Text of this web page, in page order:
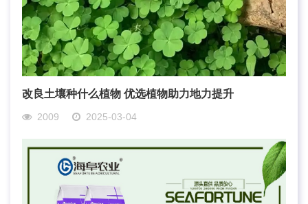
改良土壤种什么植物 优选植物助力地力提升
2009 2025-03-04